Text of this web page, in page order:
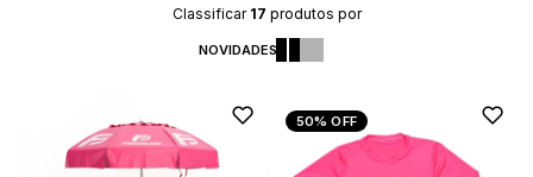
Classificar 17 produtos por
NOVIDADES
50%OFF